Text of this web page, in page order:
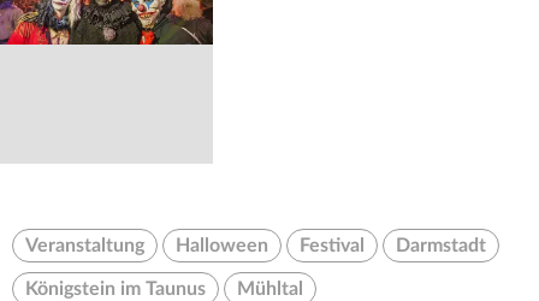
Veranstaltung Halloween Festival Darmstadt
Königstein im Taunus Mühltal